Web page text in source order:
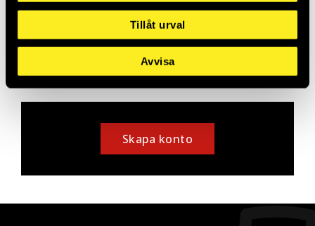
Tillåt urval
Avvisa
Saldo:2
Skapa konto